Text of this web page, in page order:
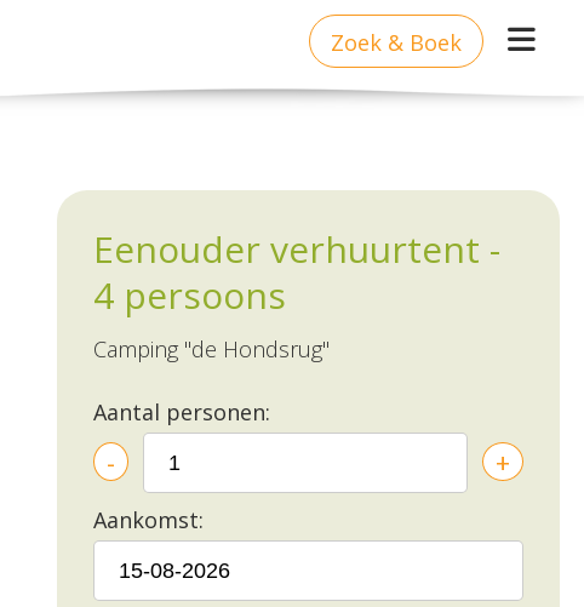
Zoek & Boek
Eenouder verhuurtent -
4 persoons
Camping "de Hondsrug"
Aantal personen:
- +
Aankomst: